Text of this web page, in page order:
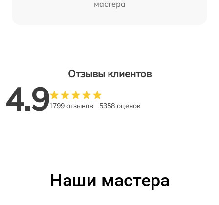
мастера
Отзывы клиентов
4.91799 отзывов 5358 оценок
Наши мастера